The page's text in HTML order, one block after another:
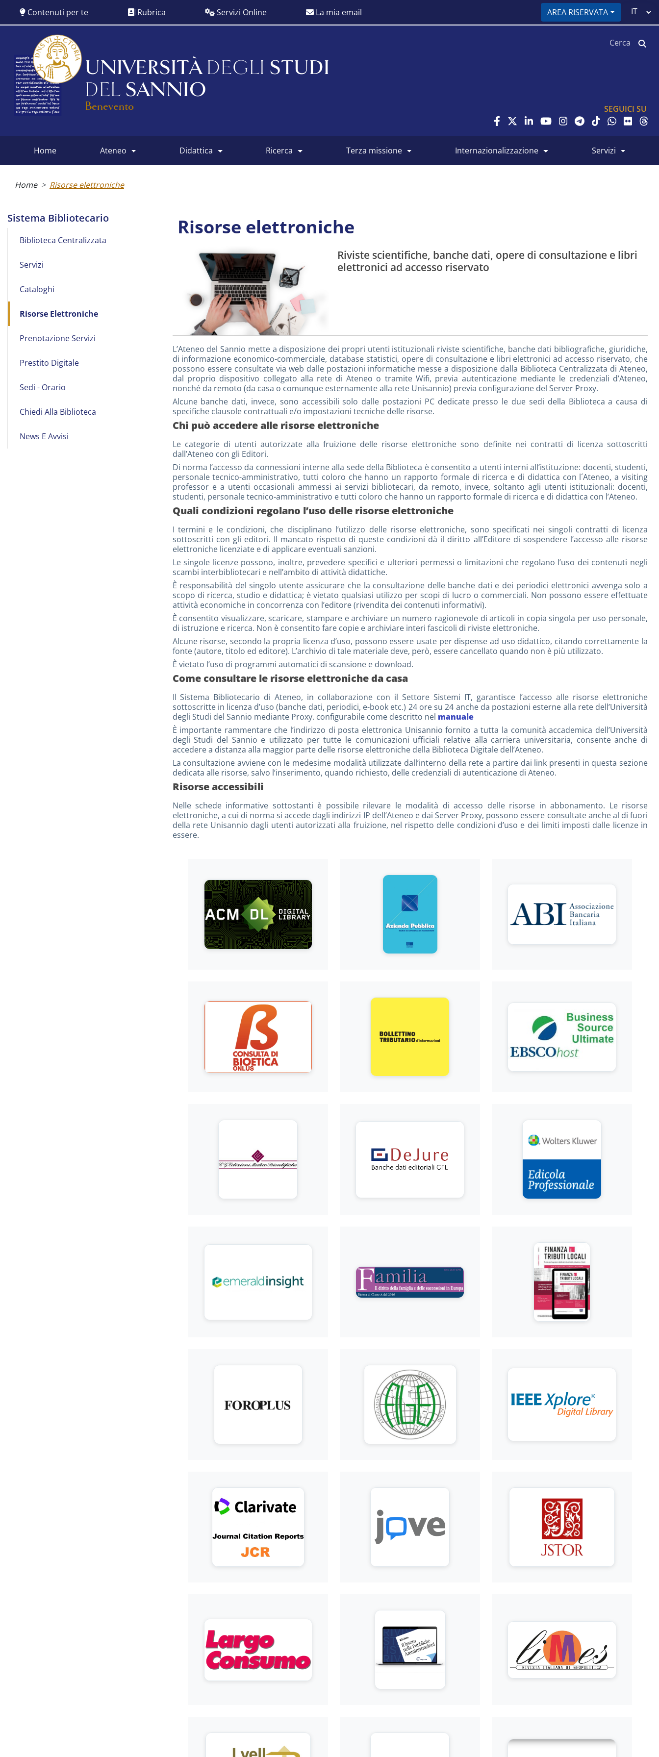
contenuto
Contenuti per te Rubrica Servizi Online La mia email AREA RISERVATA
Select
UNIVERSITÀ DEGLI STUDI
DEL SANNIO
Benevento SEGUICI SU
menu
home ateneo didattica ricerca terza missione internazionalizzazione servizi
Home Risorse elettroniche
Sistema Bibliotecario
Biblioteca Centralizzata
Servizi
Cataloghi
Risorse Elettroniche
Prenotazione Servizi
Prestito Digitale
Sedi - Orario
Chiedi Alla Biblioteca
News E Avvisi
Risorse elettroniche
Riviste scientifiche, banche dati, opere di consultazione e libri
elettronici ad accesso riservato
L’Ateneo del Sannio mette a disposizione dei propri utenti istituzionali riviste scientifiche, banche dati bibliografiche, giuridiche,
di informazione economico-commerciale, database statistici, opere di consultazione e libri elettronici ad accesso riservato, che
possono essere consultate via web dalle postazioni informatiche messe a disposizione dalla Biblioteca Centralizzata di Ateneo,
dal proprio dispositivo collegato alla rete di Ateneo o tramite Wifi, previa autenticazione mediante le credenziali d’Ateneo,
nonché da remoto (da casa o comunque esternamente alla rete Unisannio) previa configurazione del Server Proxy.
Alcune banche dati, invece, sono accessibili solo dalle postazioni PC dedicate presso le due sedi della Biblioteca a causa di
specifiche clausole contrattuali e/o impostazioni tecniche delle risorse.
Chi può accedere alle risorse elettroniche
Le categorie di utenti autorizzate alla fruizione delle risorse elettroniche sono definite nei contratti di licenza sottoscritti
dall’Ateneo con gli Editori.
Di norma l’accesso da connessioni interne alla sede della Biblioteca è consentito a utenti interni all’istituzione: docenti, studenti,
personale tecnico-amministrativo, tutti coloro che hanno un rapporto formale di ricerca e di didattica con l´Ateneo, a visiting
professor e a utenti occasionali ammessi ai servizi bibliotecari, da remoto, invece, soltanto agli utenti istituzionali: docenti,
studenti, personale tecnico-amministrativo e tutti coloro che hanno un rapporto formale di ricerca e di didattica con l’Ateneo.
Quali condizioni regolano l’uso delle risorse elettroniche
I termini e le condizioni, che disciplinano l’utilizzo delle risorse elettroniche, sono specificati nei singoli contratti di licenza
sottoscritti con gli editori. Il mancato rispetto di queste condizioni dà il diritto all’Editore di sospendere l’accesso alle risorse
elettroniche licenziate e di applicare eventuali sanzioni.
Le singole licenze possono, inoltre, prevedere specifici e ulteriori permessi o limitazioni che regolano l’uso dei contenuti negli
scambi interbibliotecari e nell’ambito di attività didattiche.
È responsabilità del singolo utente assicurare che la consultazione delle banche dati e dei periodici elettronici avvenga solo a
scopo di ricerca, studio e didattica; è vietato qualsiasi utilizzo per scopi di lucro o commerciali. Non possono essere effettuate
attività economiche in concorrenza con l’editore (rivendita dei contenuti informativi).
È consentito visualizzare, scaricare, stampare e archiviare un numero ragionevole di articoli in copia singola per uso personale,
di istruzione e ricerca. Non è consentito fare copie e archiviare interi fascicoli di riviste elettroniche.
Alcune risorse, secondo la propria licenza d’uso, possono essere usate per dispense ad uso didattico, citando correttamente la
fonte (autore, titolo ed editore). L’archivio di tale materiale deve, però, essere cancellato quando non è più utilizzato.
È vietato l’uso di programmi automatici di scansione e download.
Come consultare le risorse elettroniche da casa
Il Sistema Bibliotecario di Ateneo, in collaborazione con il Settore Sistemi IT, garantisce l’accesso alle risorse elettroniche
sottoscritte in licenza d’uso (banche dati, periodici, e-book etc.) 24 ore su 24 anche da postazioni esterne alla rete dell’Università
degli Studi del Sannio mediante Proxy. configurabile come descritto nel manuale
È importante rammentare che l’indirizzo di posta elettronica Unisannio fornito a tutta la comunità accademica dell’Università
degli Studi del Sannio e utilizzato per tutte le comunicazioni ufficiali relative alla carriera universitaria, consente anche di
accedere a distanza alla maggior parte delle risorse elettroniche della Biblioteca Digitale dell’Ateneo.
La consultazione avviene con le medesime modalità utilizzate dall’interno della rete a partire dai link presenti in questa sezione
dedicata alle risorse, salvo l’inserimento, quando richiesto, delle credenziali di autenticazione di Ateneo.
Risorse accessibili
Nelle schede informative sottostanti è possibile rilevare le modalità di accesso delle risorse in abbonamento. Le risorse
elettroniche, a cui di norma si accede dagli indirizzi IP dell’Ateneo e dai Server Proxy, possono essere consultate anche al di fuori
della rete Unisannio dagli utenti autorizzati alla fruizione, nel rispetto delle condizioni d’uso e dei limiti imposti dalle licenze in
essere.